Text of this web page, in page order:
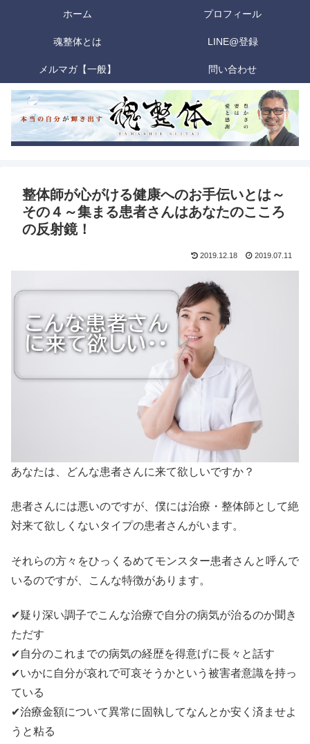
ホーム プロフィール
魂整体とは LINE@登録
メルマガ【一般】 問い合わせ
整体師が心がける健康へのお手伝いとは～
その４～集まる患者さんはあなたのこころ
の反射鏡！
2019.12.18 2019.07.11
あなたは、どんな患者さんに来て欲しいですか？
患者さんには悪いのですが、僕には治療・整体師として絶
対来て欲しくないタイプの患者さんがいます。
それらの方々をひっくるめてモンスター患者さんと呼んで
いるのですが、こんな特徴があります。
✔疑り深い調子でこんな治療で自分の病気が治るのか聞き
ただす
✔自分のこれまでの病気の経歴を得意げに長々と話す
✔いかに自分が哀れで可哀そうかという被害者意識を持っ
ている
✔治療金額について異常に固執してなんとか安く済ませよ
うと粘る